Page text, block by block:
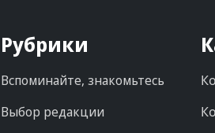
Рубрики
Вспоминайте, знакомьтесь
Выбор редакции